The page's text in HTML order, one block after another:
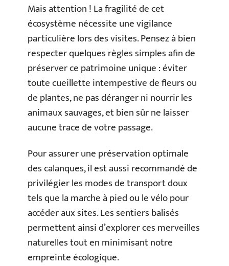
Mais attention ! La fragilité de cet
écosystème nécessite une vigilance
particulière lors des visites. Pensez à bien
respecter quelques règles simples afin de
préserver ce patrimoine unique : éviter
toute cueillette intempestive de fleurs ou
de plantes, ne pas déranger ni nourrir les
animaux sauvages, et bien sûr ne laisser
aucune trace de votre passage.
Pour assurer une préservation optimale
des calanques, il est aussi recommandé de
privilégier les modes de transport doux
tels que la marche à pied ou le vélo pour
accéder aux sites. Les sentiers balisés
permettent ainsi d’explorer ces merveilles
naturelles tout en minimisant notre
empreinte écologique.